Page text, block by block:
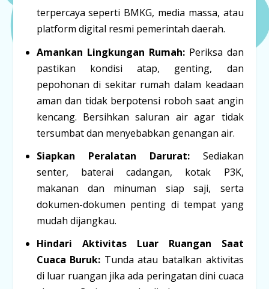
terpercaya seperti BMKG, media massa, atau
platform digital resmi pemerintah daerah.
Amankan Lingkungan Rumah:Periksa dan
pastikan kondisi atap, genting, dan
pepohonan di sekitar rumah dalam keadaan
aman dan tidak berpotensi roboh saat angin
kencang. Bersihkan saluran air agar tidak
tersumbat dan menyebabkan genangan air.
Siapkan Peralatan Darurat:Sediakan
senter, baterai cadangan, kotak P3K,
makanan dan minuman siap saji, serta
dokumen-dokumen penting di tempat yang
mudah dijangkau.
Hindari Aktivitas Luar Ruangan Saat
Cuaca Buruk: Tunda atau batalkan aktivitas
di luar ruangan jika ada peringatan dini cuaca